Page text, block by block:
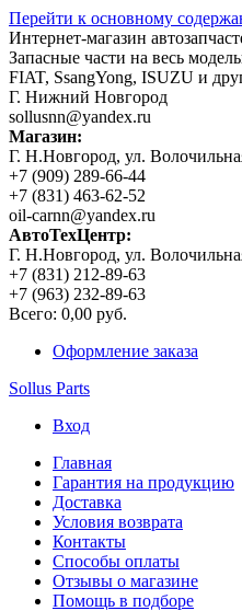
Перейти к основному
Интернет-магазин
Запасные части на весь
FIAT, SsangYong, ISUZU и
Г. Нижний Новгород
sollusnn@yandex.ru
Магазин:
Г. Н.Новгород, ул.
+7 (909) 289-66-44
+7 (831) 463-62-52
oil-carnn@yandex.ru
АвтоТехЦентр:
Г. Н.Новгород, ул.
+7 (831) 212-89-63
+7 (963) 232-89-63
Всего: 0,00 руб.
Оформление заказа
Sollus Parts
Вход
Главная
Гарантия на продукцию
Доставка
Условия возврата
Контакты
Способы оплаты
Отзывы о магазине
Помощь в подборе